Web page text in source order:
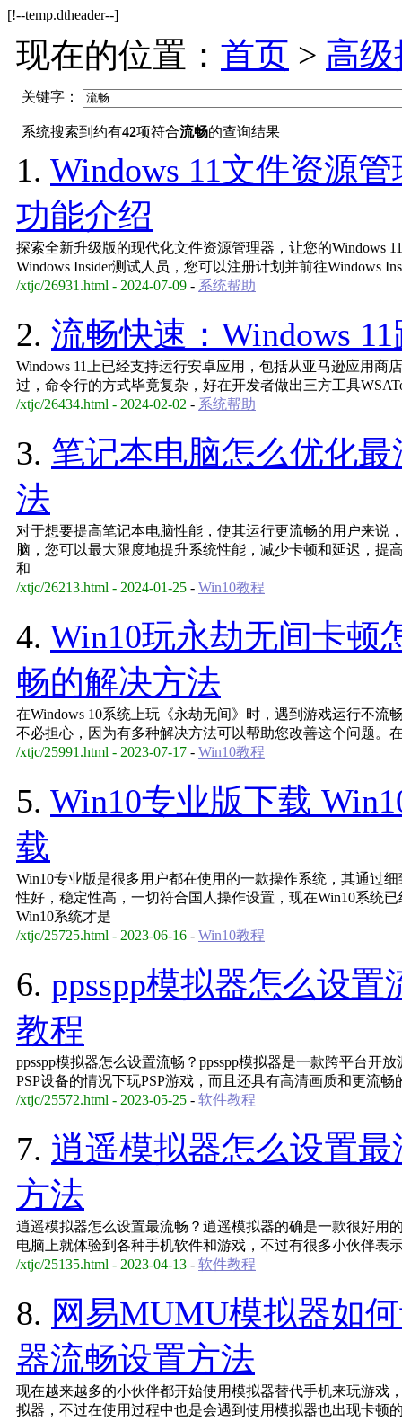
[!--temp.dtheader--]
现在的位置： 首页 > 高
关键字：
系统搜索到约有42项符合流畅的查询结果
1. Windows 11文件资源
功能介绍
探索全新升级版的现代化文件资源管理器，让您的Windows
Windows Insider测试人员，您可以注册计划并前往Windows
/xtjc/26931.html - 2024-07-09 - 系统帮助
2. 流畅快速：Windows
Windows 11上已经支持运行安卓应用，包括从亚马逊应用
过，命令行的方式毕竟复杂，好在开发者做出三方工具
/xtjc/26434.html - 2024-02-02 - 系统帮助
3. 笔记本电脑怎么优化
法
对于想要提高笔记本电脑性能，使其运行更流畅的用户来说
脑，您可以最大限度地提升系统性能，减少卡顿和延迟，提
和
/xtjc/26213.html - 2024-01-25 - Win10教程
4. Win10玩永劫无间卡顿
畅的解决方法
在Windows 10系统上玩《永劫无间》时，遇到游戏运行不流
不必担心，因为有多种解决方法可以帮助您改善这个问题。
/xtjc/25991.html - 2023-07-17 - Win10教程
5. Win10专业版下载
载
Win10专业版是很多用户都在使用的一款操作系统，其通过
性好，稳定性高，一切符合国人操作设置，现在Win10系统
Win10系统才是
/xtjc/25725.html - 2023-06-16 - Win10教程
6. ppsspp模拟器怎么设
教程
ppsspp模拟器怎么设置流畅？ppsspp模拟器是一款跨平台开
PSP设备的情况下玩PSP游戏，而且还具有高清画质和更流
/xtjc/25572.html - 2023-05-25 - 软件教程
7. 逍遥模拟器怎么设置
方法
逍遥模拟器怎么设置最流畅？逍遥模拟器的确是一款很好用
电脑上就体验到各种手机软件和游戏，不过有很多小伙伴表
/xtjc/25135.html - 2023-04-13 - 软件教程
8. 网易MUMU模拟器如
器流畅设置方法
现在越来越多的小伙伴都开始使用模拟器替代手机来玩游戏
拟器，不过在使用过程中也是会遇到使用模拟器也出现卡顿